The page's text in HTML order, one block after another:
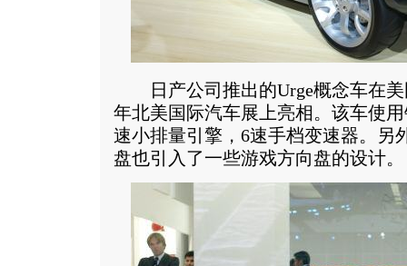
日产公司推出的Urge概念车在美
年北美国际汽车展上亮相。该车使
速小排量引擎，6速手档变速器。另
盘也引入了一些游戏方向盘的设计。